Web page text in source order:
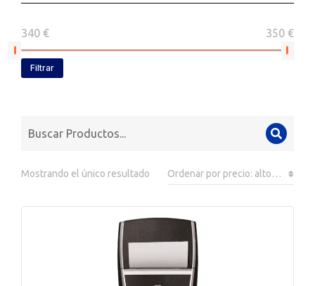
340 € 350 €
Filtrar
Mostrando el único resultado